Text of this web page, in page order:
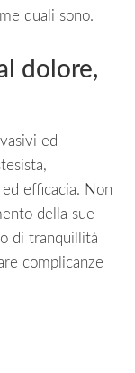
quali sono.
dolore,
ed
ed efficacia. Non
della sue
di tranquillità
complicanze